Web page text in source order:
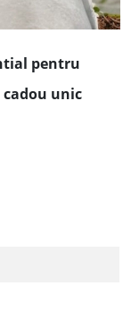
pentru
unic